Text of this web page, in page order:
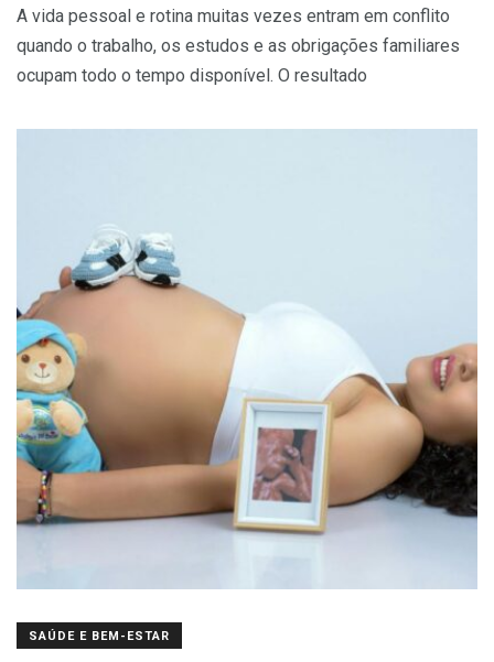
A vida pessoal e rotina muitas vezes entram em conflito
quando o trabalho, os estudos e as obrigações familiares
ocupam todo o tempo disponível. O resultado
SAÚDE E BEM-ESTAR